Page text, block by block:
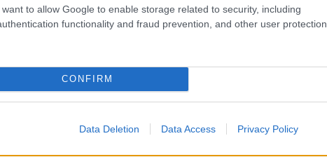
want to allow Google to enable storage related to security, including
functionality and fraud prevention, and other user protection.
CONFIRM
Data Deletion Data Access Privacy Policy
Cruzaz egyetlen, aki beújított
Jennifer Anistonis megmutatta új
ismert Rachel-frizura frissített
merészen rétegezett bob viseletet jelent.